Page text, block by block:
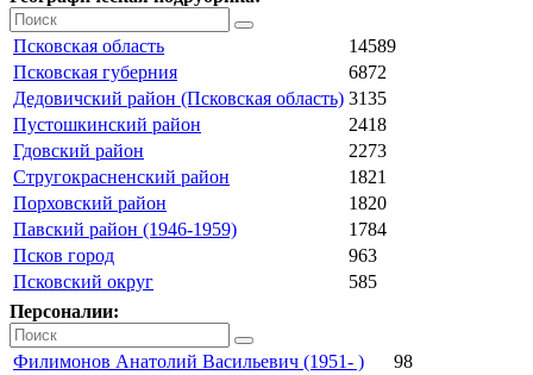
Псковская область
14589
Псковская губерния
6872
Дедовичский район (Псковская область) 3135
Пустошкинский район
2418
Гдовский район
2273
Стругокрасненский район
1821
Порховский район
1820
Павский район (1946-1959)
1784
Псков город
963
Псковский округ
585
Персоналии:
Филимонов Анатолий Васильевич (1951- )
98